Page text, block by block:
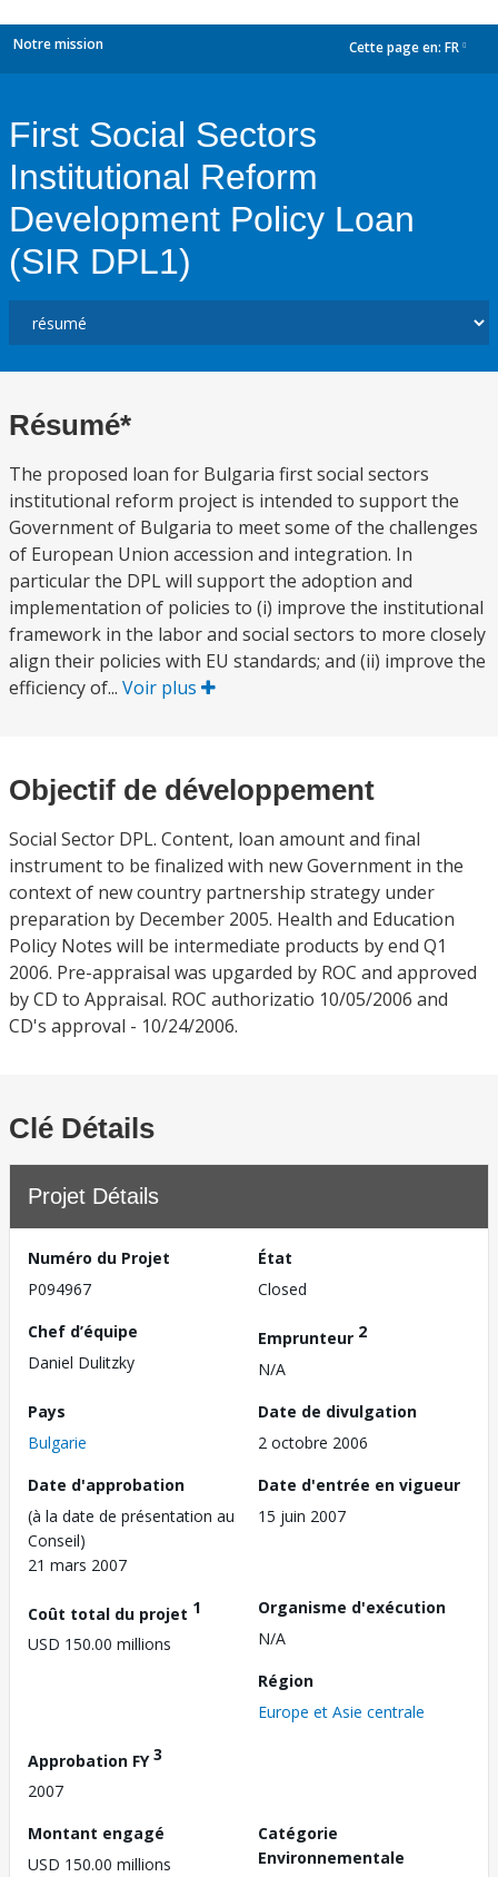
Notre mission Cette page en: FR
First Social Sectors
Institutional Reform
Development Policy Loan
(SIR DPL1)
Résumé*
The proposed loan for Bulgaria first social sectors
institutional reform project is intended to support the
Government of Bulgaria to meet some of the challenges
of European Union accession and integration. In
particular the DPL will support the adoption and
implementation of policies to (i) improve the institutional
framework in the labor and social sectors to more closely
align their policies with EU standards; and (ii) improve the
efficiency of... Voir plus
Objectif de développement
Social Sector DPL. Content, loan amount and final
instrument to be finalized with new Government in the
context of new country partnership strategy under
preparation by December 2005. Health and Education
Policy Notes will be intermediate products by end Q1
2006. Pre-appraisal was upgarded by ROC and approved
by CD to Appraisal. ROC authorizatio 10/05/2006 and
CD's approval - 10/24/2006.
Clé Détails
Projet Détails
Numéro du Projet
P094967
État
Closed
Chef d’équipe
Daniel Dulitzky
Emprunteur 2
N/A
Pays
Bulgarie
Date de divulgation
2 octobre 2006
Date d'approbation
(à la date de présentation au
Conseil)
21 mars 2007
Date d'entrée en vigueur
15 juin 2007
Coût total du projet 1
USD 150.00 millions
Organisme d'exécution
N/A
Région
Europe et Asie centrale
Approbation FY3
2007
Montant engagé
USD 150.00 millions
Catégorie
Environnementale